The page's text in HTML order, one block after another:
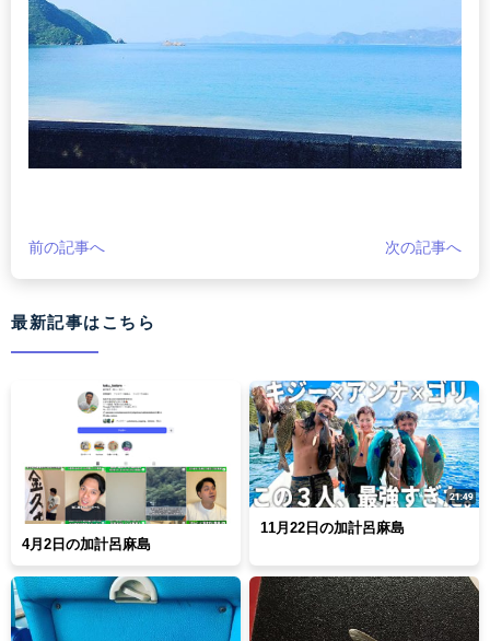
前の記事へ 次の記事へ
最新記事はこちら
4月2日の加計呂麻島
11月22日の加計呂麻島